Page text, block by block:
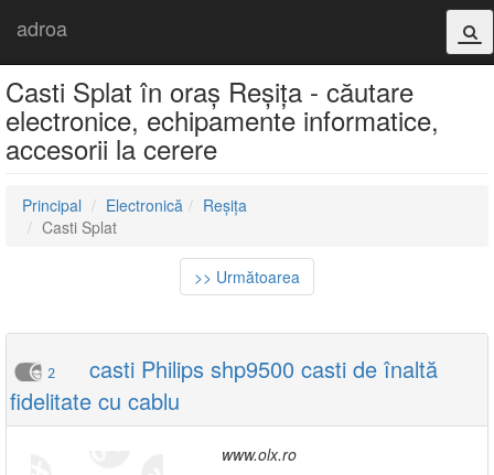
adroa
Casti Splat în oraș Reșița - căutare
electronice, echipamente informatice,
accesorii la cerere
Principal Electronică
Reșița
Casti Splat
>> Următoarea
2
casti Philips shp9500 casti de înaltă
fidelitate cu cablu
www.olx.ro